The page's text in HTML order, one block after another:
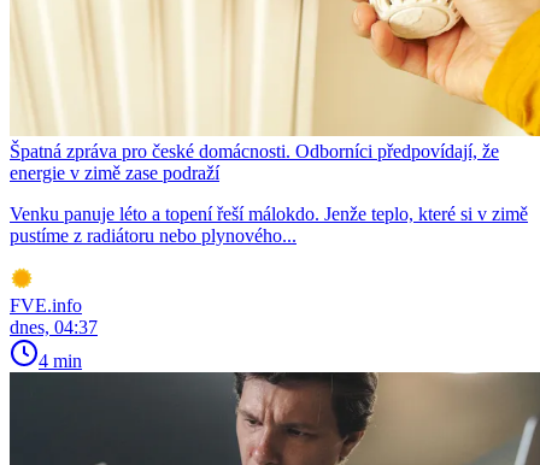
Špatná zpráva pro české domácnosti. Odborníci předpovídají, že
energie v zimě zase podraží
Venku panuje léto a topení řeší málokdo. Jenže teplo, které si v zimě
pustíme z radiátoru nebo plynového...
FVE.info
dnes, 04:37
4 min